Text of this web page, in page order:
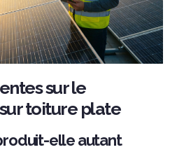
sur le
toiture plate
elle autant